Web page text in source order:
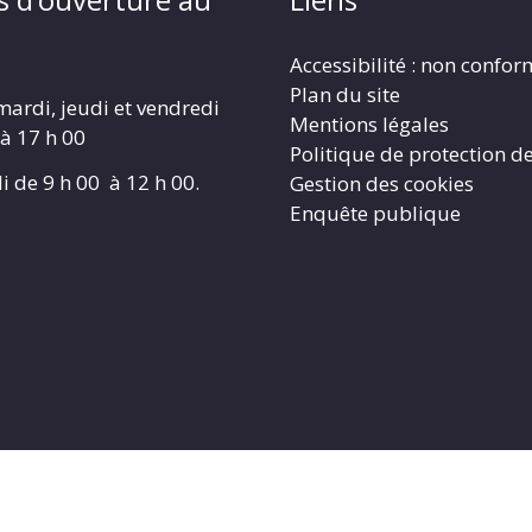
jeudi et vendredi
17 h 00
de 9 h 00 à 12 h 00.
Accessibilité : non
Plan du site
Mentions légales
Politique de protection
Gestion des cookies
Enquête publique